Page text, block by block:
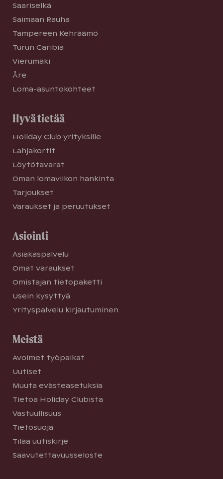
Saariselkä
Saimaan Rauha
Tampereen Kehräämö
Turun Caribia
Vierumäki
Åre
Loma-asuntokohteet
Hyvä tietää
Holiday Club yrityksille
Lahjakortit
Löytötavarat
Oman lomaviikon hankinta
Tarjoukset
Varaukset ja peruutukset
Asiointi
Asiakaspalvelu
Omat varaukset
Omistajan tietopaketti
Usein kysyttyä
Yrityspalvelu kirjautuminen
Meistä
Avoimet työpaikat
Uutiset
Muuta evästeasetuksia
Tietoa Holiday Clubista
Vastuullisuus
Tietosuoja
Tilaa uutiskirje
Saavutettavuusseloste